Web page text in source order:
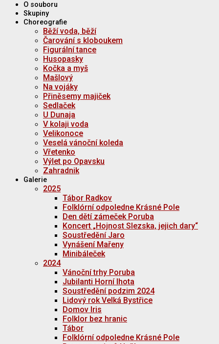
O souboru
Skupiny
Choreografie
Běží voda, běží
Čarování s kloboukem
Figurální tance
Husopasky
Kočka a myš
Mašlový
Na vojáky
Přiněsemy majiček
Sedlaček
U Dunaja
V kolaji voda
Velikonoce
Veselá vánoční koleda
Vřetenko
Výlet po Opavsku
Zahradnik
Galerie
2025
Tábor Radkov
Folklórní odpoledne Krásné Pole
Den dětí zámeček Poruba
Koncert „Hojnost Slezska, jejich dary“
Soustředění Jaro
Vynášení Mařeny
Minibáleček
2024
Vánoční trhy Poruba
Jubilanti Horní lhota
Soustředění podzim 2024
Lidový rok Velká Bystřice
Domov Iris
Folklor bez hranic
Tábor
Folklórní odpoledne Krásné Pole